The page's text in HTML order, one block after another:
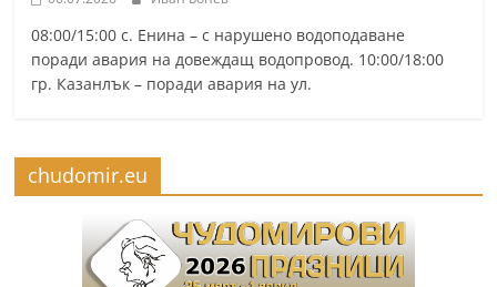
08:00/15:00 с. Енина – с нарушено водоподаване
поради авария на довеждащ водопровод. 10:00/18:00
гр. Казанлък – поради авария на ул.
chudomir.eu